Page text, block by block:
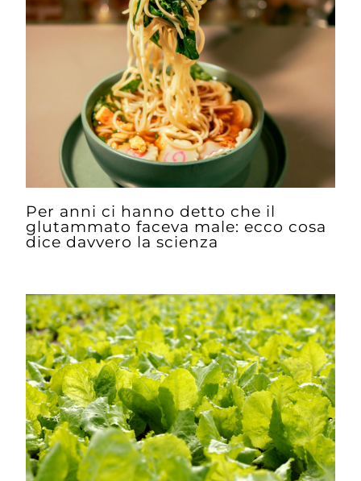
Per anni ci hanno detto che il
glutammato faceva male: ecco cosa
dice davvero la scienza